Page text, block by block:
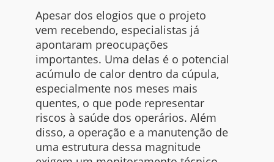
Apesar dos elogios que o projeto
vem recebendo, especialistas já
apontaram preocupações
importantes. Uma delas é o potencial
acúmulo de calor dentro da cúpula,
especialmente nos meses mais
quentes, o que pode representar
riscos à saúde dos operários. Além
disso, a operação e a manutenção de
uma estrutura dessa magnitude